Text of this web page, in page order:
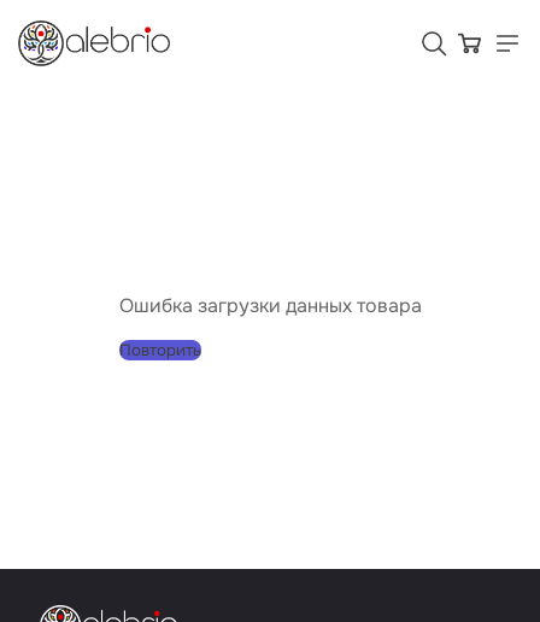
Аксессуары
Для кого Alebrio
Ошибка загрузки данных товара
Повторить